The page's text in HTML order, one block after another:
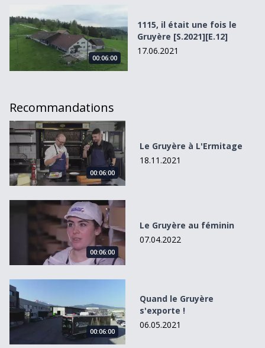
1115, il était une fois le Gruyère [S.2021][E.12]
00:06:00
1115, il était une fois le
Gruyère [S.2021][E.12]
17.06.2021
Recommandations
Le Gruyère à L&#039;Ermitage
00:06:00
Le Gruyère à L'Ermitage
18.11.2021
Le Gruyère au féminin
00:06:00
Le Gruyère au féminin
07.04.2022
Quand le Gruyère s&#039;exporte !
00:06:00
Quand le Gruyère
s'exporte !
06.05.2021